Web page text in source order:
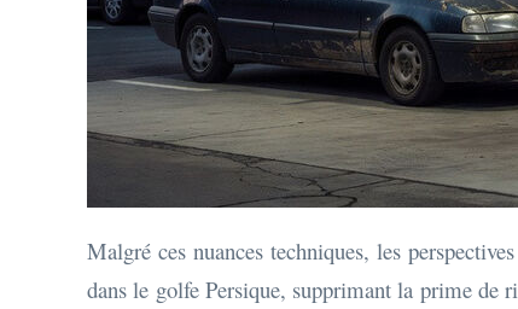
Malgré ces nuances techniques, les
dans le golfe Persique, supprimant la prime de